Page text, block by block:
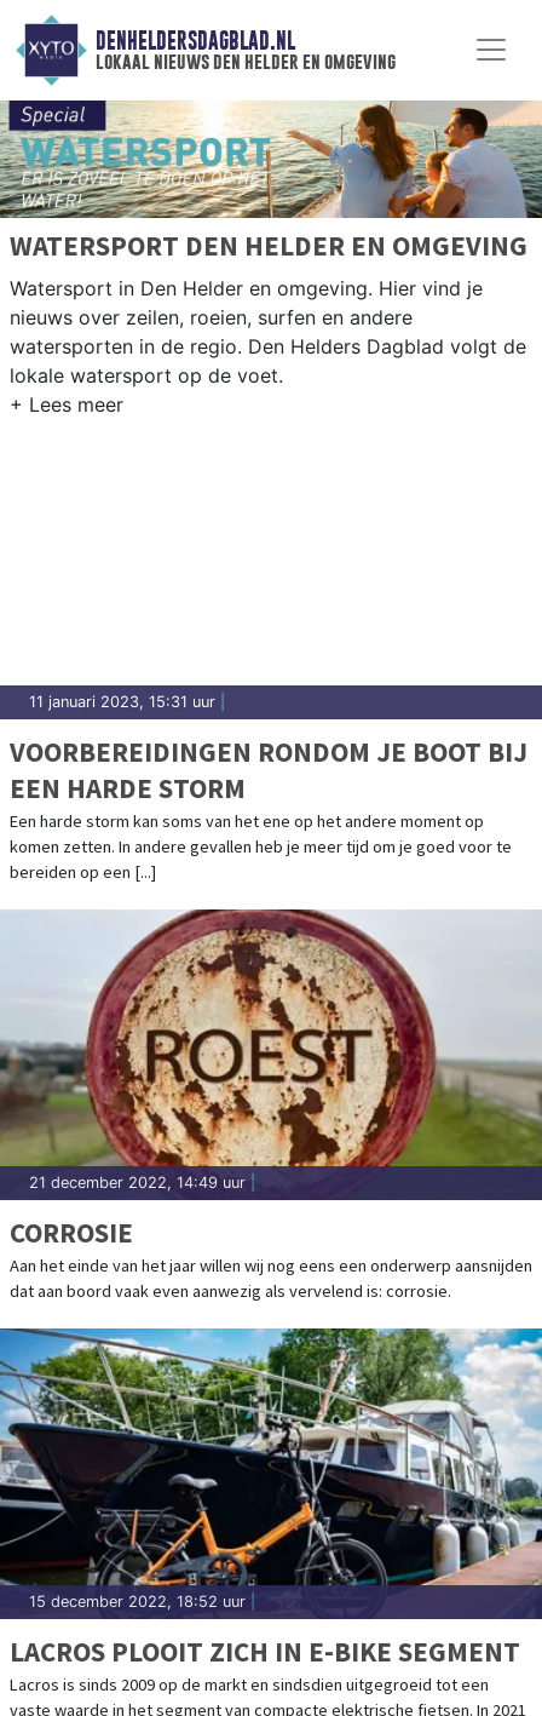
DENHELDERSDAGBLAD.NL
lokaal nieuws den helder en omgeving
WATERSPORT DEN HELDER EN OMGEVING
Watersport in Den Helder en omgeving. Hier vind je
nieuws over zeilen, roeien, surfen en andere
watersporten in de regio. Den Helders Dagblad volgt de
lokale watersport op de voet.
11 januari 2023, 15:31 uur
VOORBEREIDINGEN RONDOM JE BOOT BIJ
EEN HARDE STORM
Een harde storm kan soms van het ene op het andere moment op
komen zetten. In andere gevallen heb je meer tijd om je goed voor te
bereiden op een [...]
21 december 2022, 14:49 uur
CORROSIE
Aan het einde van het jaar willen wij nog eens een onderwerp aansnijden
dat aan boord vaak even aanwezig als vervelend is: corrosie.
15 december 2022, 18:52 uur
LACROS PLOOIT ZICH IN E-BIKE SEGMENT
Lacros is sinds 2009 op de markt en sindsdien uitgegroeid tot een
vaste waarde in het segment van compacte elektrische fietsen. In 2021